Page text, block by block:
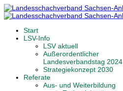
Start
LSV-Info
LSV aktuell
Außerordentlicher
Landesverbandstag 2024
Strategiekonzept 2030
Referate
Aus- und Weiterbildung